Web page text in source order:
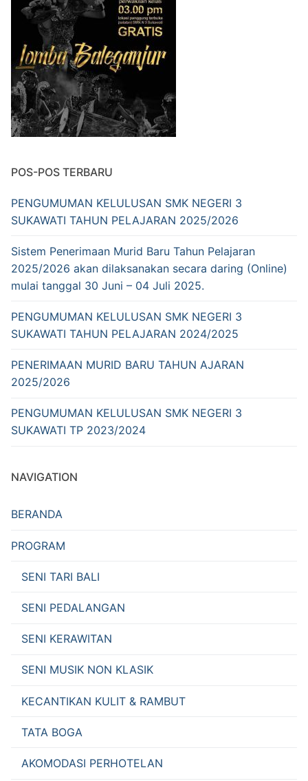
POS-POS TERBARU
PENGUMUMAN KELULUSAN SMK NEGERI 3
SUKAWATI TAHUN PELAJARAN 2025/2026
Sistem Penerimaan Murid Baru Tahun Pelajaran
2025/2026 akan dilaksanakan secara daring (Online)
mulai tanggal 30 Juni – 04 Juli 2025.
PENGUMUMAN KELULUSAN SMK NEGERI 3
SUKAWATI TAHUN PELAJARAN 2024/2025
PENERIMAAN MURID BARU TAHUN AJARAN
2025/2026
PENGUMUMAN KELULUSAN SMK NEGERI 3
SUKAWATI TP 2023/2024
NAVIGATION
BERANDA
PROGRAM
SENI TARI BALI
SENI PEDALANGAN
SENI KERAWITAN
SENI MUSIK NON KLASIK
KECANTIKAN KULIT & RAMBUT
TATA BOGA
AKOMODASI PERHOTELAN